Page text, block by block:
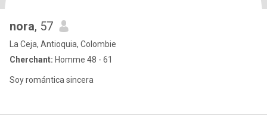
nora, 57
La Ceja, Antioquia, Colombie
Cherchant: Homme 48 - 61
Soy romántica sincera